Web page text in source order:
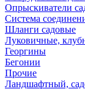
Опрыскиватели
Система
Шланги садовые
Луковичные,
Георгины
Бегонии
Прочие
Ландшафтный,